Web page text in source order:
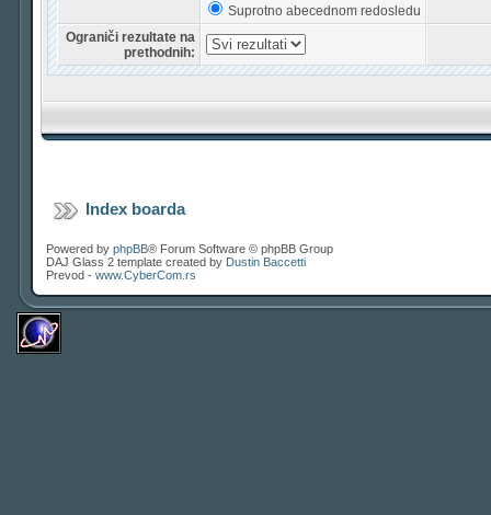
Suprotno abecednom redosledu
Ograniči rezultate na
prethodnih:
Index boarda
Powered by phpBB® Forum Software © phpBB Group
DAJ Glass 2 template created by Dustin Baccetti
Prevod - www.CyberCom.rs